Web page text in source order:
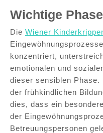
Wichtige Phase
Die Wiener
konzentriert,
emotionalen und
dieser sensiblen
der frühkindlichen
dies, dass ein
der
Betreuungspersonen